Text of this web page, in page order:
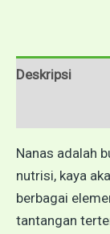
Deskripsi
Nanas adalah
nutrisi, kaya
berbagai
tantangan